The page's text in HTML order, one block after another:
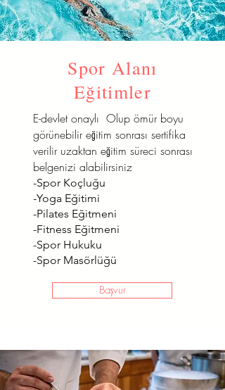
Spor Alanı
Eğitimler
E-devlet onaylı Olup ömür boyu
görünebilir eğitim sonrası sertifika
verilir uzaktan eğitim süreci sonrası
belgenizi alabilirsiniz
-Spor Koçluğu
-Yoga Eğitimi
-Pilates Eğitmeni
-Fitness Eğitmeni
-Spor Hukuku
-Spor Masörlüğü
Başvur